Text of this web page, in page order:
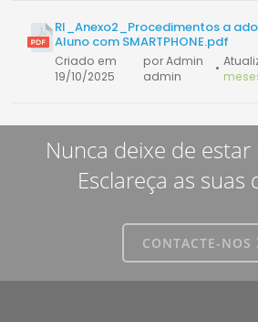
RI_Anexo2_Procedimentos a
Aluno com SMARTPHONE.pdf
Criado em
19/10/2025
por Admin
admin
•
Nunca deixe de
Esclareça as suas
CONTACTE-NOS